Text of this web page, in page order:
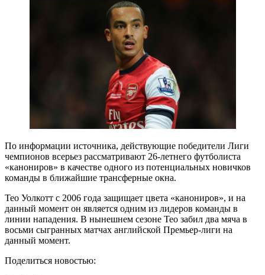
По информации источника, действующие победители Лиги
чемпионов всерьез рассматривают 26-летнего футболиста
«канониров» в качестве одного из потенциальных новичков
команды в ближайшие трансферные окна.
Тео Уолкотт с 2006 года защищает цвета «канониров», и на
данный момент он является одним из лидеров команды в
линии нападения. В нынешнем сезоне Тео забил два мяча в
восьми сыгранных матчах английской Премьер-лиги на
данный момент.
Поделиться новостью: